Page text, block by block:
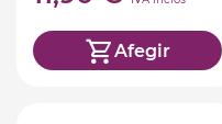
Afegir